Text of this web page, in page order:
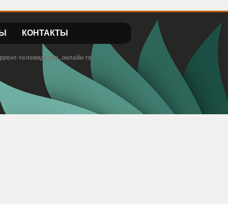
КОНТАКТЫ
телевидение, онлайн тв